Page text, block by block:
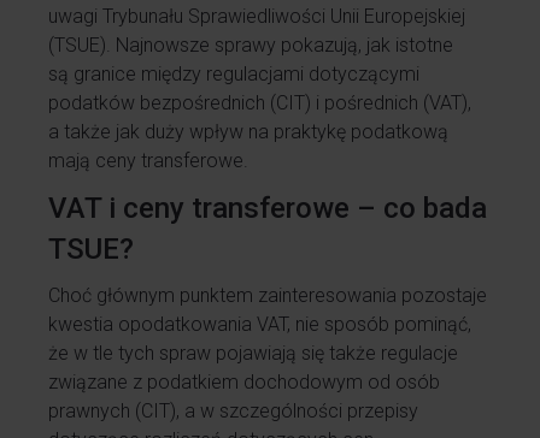
uwagi Trybunału Sprawiedliwości Unii Europejskiej
(TSUE). Najnowsze sprawy pokazują, jak istotne
są granice między regulacjami dotyczącymi
podatków bezpośrednich (CIT) i pośrednich (VAT),
a także jak duży wpływ na praktykę podatkową
mają ceny transferowe.
VAT i ceny transferowe – co bada
TSUE?
Choć głównym punktem zainteresowania pozostaje
kwestia opodatkowania VAT, nie sposób pominąć,
że w tle tych spraw pojawiają się także regulacje
związane z podatkiem dochodowym od osób
prawnych (CIT), a w szczególności przepisy